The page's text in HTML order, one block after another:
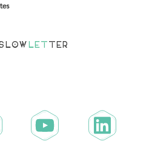
LET TER